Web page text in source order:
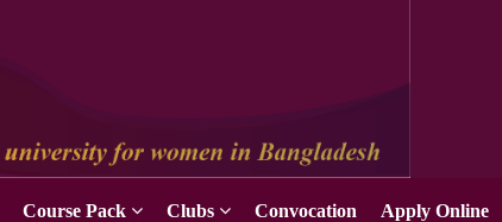
Course Pack Clubs Convocation Apply Online